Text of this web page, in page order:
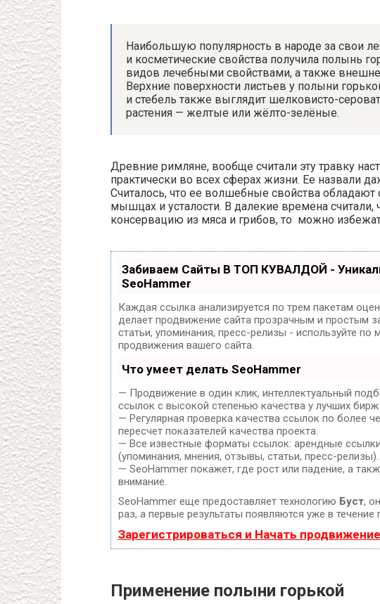
Наибольшую популярность в народе за свои
и косметические свойства получила полынь
видов лечебными свойствами, а также
Верхние поверхности листьев у полыни
и стебель также выглядит шелковисто-
растения — желтые или жёлто-зелёные.
Древние римляне, вообще считали эту травку
практически во всех сферах жизни. Ее назвали
Считалось, что ее волшебные свойства
мышцах и усталости. В далекие времена считали,
консервацию из мяса и грибов, то можно
Забиваем Сайты В ТОП КУВАЛДОЙ -
SeoHammer
Каждая ссылка анализируется по трем пакетам
делает продвижение сайта прозрачным и простым
статьи, упоминания, пресс-релизы - используйте
продвижения вашего сайта.
Что умеет делать SeoHammer
— Продвижение в один клик, интеллектуальный
ссылок с высокой степенью качества у лучших
— Регулярная проверка качества ссылок по более
пересчет показателей качества проекта.
— Все известные форматы ссылок: арендные
(упоминания, мнения, отзывы, статьи, пресс-релизы).
— SeoHammer покажет, где рост или падение, а
внимание.
SeoHammer еще предоставляет технологию Буст,
раз, а первые результаты появляются уже в течение
Зарегистрироваться и Начать продвижение
Применение полыни горькой